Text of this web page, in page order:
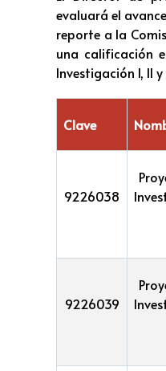
evaluará el
reporte a la
una calificación
Investigación I, II y
Clave
9226038
9226039